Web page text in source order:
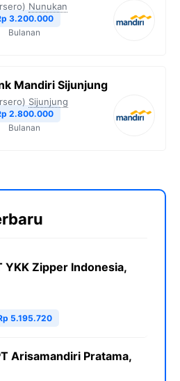
Nunukan
3.200.000
Bulanan
Mandiri Sijunjung
Sijunjung
2.800.000
Bulanan
YKK Zipper Indonesia,
5.195.720
Arisamandiri Pratama,